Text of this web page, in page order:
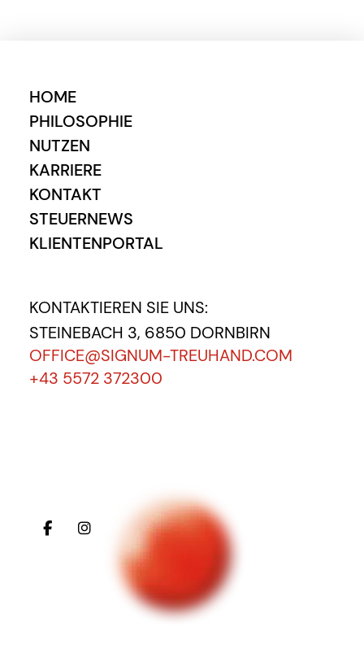
HOME
PHILOSOPHIE
NUTZEN
KARRIERE
KONTAKT
STEUERNEWS
KLIENTENPORTAL
KONTAKTIEREN SIE UNS:
STEINEBACH 3, 6850 DORNBIRN
OFFICE@SIGNUM-TREUHAND.COM
+43 5572 372300